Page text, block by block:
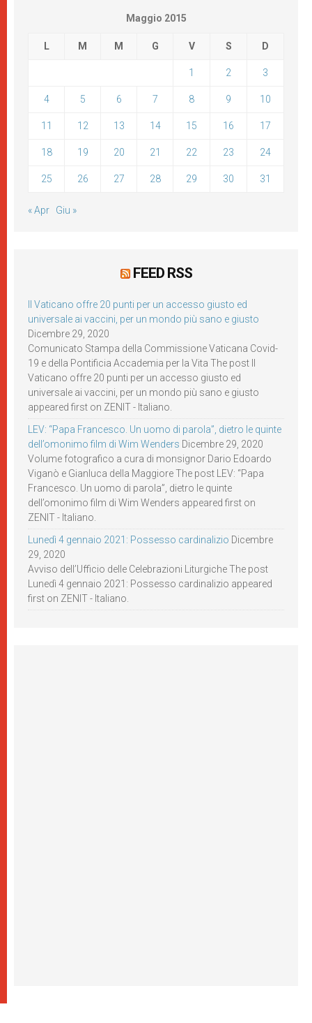
Maggio 2015
L M M G V S D
1 2 3
4 5 6 7 8 9 10
11 12 13 14 15 16 17
18 19 20 21 22 23 24
25 26 27 28 29 30 31
« Apr Giu »
FEED RSS
Il Vaticano offre 20 punti per un accesso giusto ed
universale ai vaccini, per un mondo più sano e giusto
Dicembre 29, 2020
Comunicato Stampa della Commissione Vaticana Covid-
19 e della Pontificia Accademia per la Vita The post Il
Vaticano offre 20 punti per un accesso giusto ed
universale ai vaccini, per un mondo più sano e giusto
appeared first on ZENIT - Italiano.
LEV: “Papa Francesco. Un uomo di parola”, dietro le quinte
dell’omonimo film di Wim Wenders Dicembre 29, 2020
Volume fotografico a cura di monsignor Dario Edoardo
Viganò e Gianluca della Maggiore The post LEV: “Papa
Francesco. Un uomo di parola”, dietro le quinte
dell’omonimo film di Wim Wenders appeared first on
ZENIT - Italiano.
Lunedì 4 gennaio 2021: Possesso cardinalizio Dicembre
29, 2020
Avviso dell’Ufficio delle Celebrazioni Liturgiche The post
Lunedì 4 gennaio 2021: Possesso cardinalizio appeared
first on ZENIT - Italiano.